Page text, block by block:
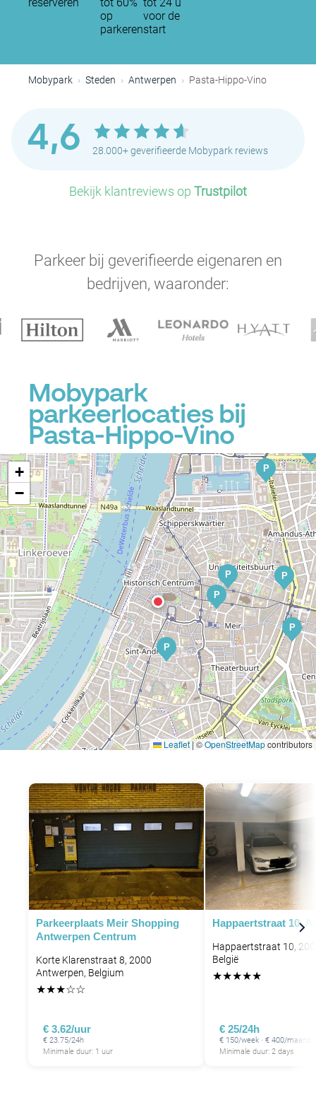
op
parkeren
voor de
start
Mobypark Steden Antwerpen Pasta-Hippo-Vino
4,6 28.000+ geverifieerde Mobypark reviews
Bekijk klantreviews op Trustpilot
Parkeer bij geverifieerde eigenaren en
bedrijven, waaronder:
Mobypark
parkeerlocaties bij
Pasta-Hippo-Vino
P
P
P P
P
P
P
+
−
Leaflet|©OpenStreetMapcontributors
Parkeerplaats Meir Shopping
Antwerpen Centrum
Korte Klarenstraat 8, 2000
Antwerpen, Belgium
★★★☆☆
€ 3.62/uur
€ 23.75/24h
Minimale duur: 1 uur
Happaertstraat 10,
Happaertstraat 10,
België
★★★★★
€ 25/24h
€ 150/week · € 400/maand
Minimale duur: 2 days